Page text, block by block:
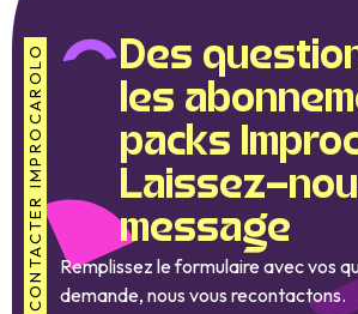
CONTACTER IMPROCAROLO
Des
les
packs
Laissez-
message
Remplissez le formulaire avec vos
demande, nous vous recontactons.